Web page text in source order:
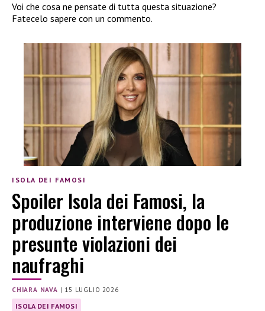
Voi che cosa ne pensate di tutta questa situazione?
Fatecelo sapere con un commento.
ISOLA DEI FAMOSI
Spoiler Isola dei Famosi, la
produzione interviene dopo le
presunte violazioni dei
naufraghi
CHIARA NAVA | 15 LUGLIO 2026
ISOLA DEI FAMOSI